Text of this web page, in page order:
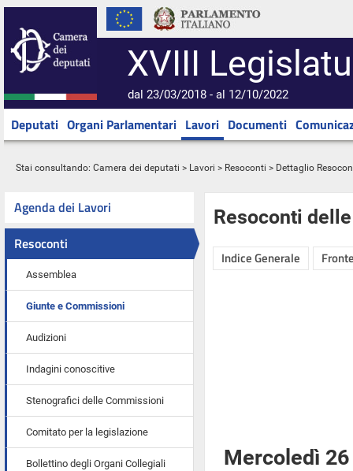
XVIII
dal 23/03/2018 - al 12/10/2022
Deputati Organi Parlamentari Lavori Documenti
Stai consultando: Camera dei deputati > Lavori > Resoconti > Dettaglio
Agenda dei Lavori
Resoconti
Assemblea
Giunte e Commissioni
Audizioni
Indagini conoscitive
Stenografici delle Commissioni
Comitato per la legislazione
Bollettino degli Organi Collegiali
Resoconti
Indice Generale
Mercoledì